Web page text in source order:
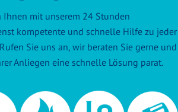
Ihnen mit unserem 24 Stunden
kompetente und schnelle Hilfe zu jeder
Sie uns an, wir beraten Sie gerne und
Anliegen eine schnelle Lösung parat.